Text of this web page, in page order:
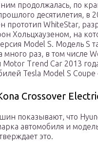
ним продолжалась, по
десятилетия, в
прототип WhiteStar,
Хольцхаузеном, на
Model S. Модель S
много раз, в том числе
Motor Trend Car 2013
Tesla Model S Coupe
Crossover
показывают, что
автомобиля и
это.